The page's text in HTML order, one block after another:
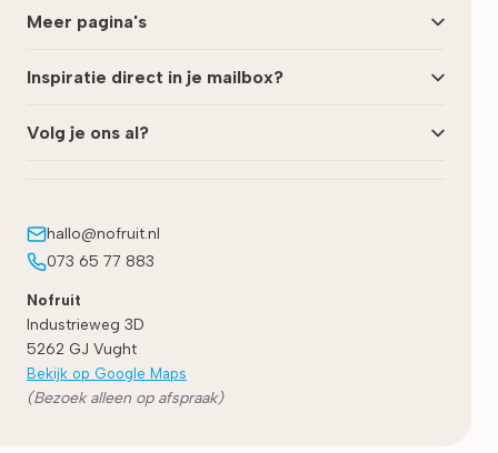
Meer pagina's
Inspiratie direct in je mailbox?
Volg je ons al?
hallo@nofruit.nl
073 65 77 883
Nofruit
Industrieweg 3D
5262 GJ Vught
Bekijk op Google Maps
(Bezoek alleen op afspraak)